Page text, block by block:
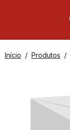
Início Produtos